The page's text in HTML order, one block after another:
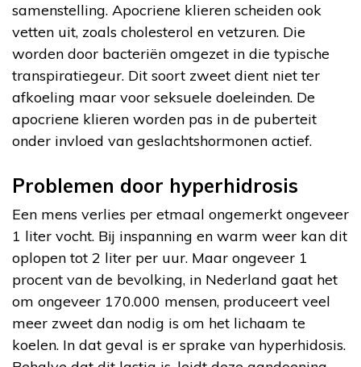
samenstelling. Apocriene klieren scheiden ook
vetten uit, zoals cholesterol en vetzuren. Die
worden door bacteriën omgezet in die typische
transpiratiegeur. Dit soort zweet dient niet ter
afkoeling maar voor seksuele doeleinden. De
apocriene klieren worden pas in de puberteit
onder invloed van geslachtshormonen actief.
Problemen door hyperhidrosis
Een mens verlies per etmaal ongemerkt ongeveer
1 liter vocht. Bij inspanning en warm weer kan dit
oplopen tot 2 liter per uur. Maar ongeveer 1
procent van de bevolking, in Nederland gaat het
om ongeveer 170.000 mensen, produceert veel
meer zweet dan nodig is om het lichaam te
koelen. In dat geval is er sprake van hyperhidosis.